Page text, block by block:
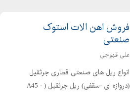
فروش اهن الات استوک
صنعتی
علی قهوجی
انواع ریل های صنعتی قطاری جرثقیل
(دروازه ای -سقفی) ریل جرثقیل ( A45 -